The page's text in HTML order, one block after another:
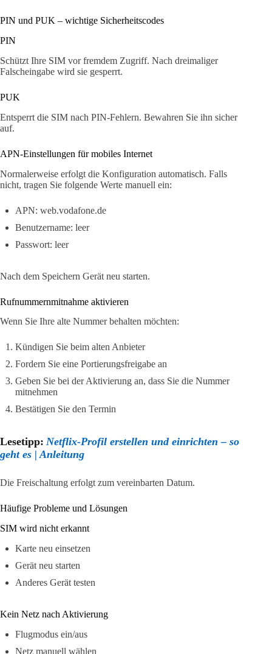
PIN und PUK – wichtige Sicherheitscodes
PIN
Schützt Ihre SIM vor fremdem Zugriff. Nach dreimaliger
Falscheingabe wird sie gesperrt.
PUK
Entsperrt die SIM nach PIN-Fehlern. Bewahren Sie ihn sicher
auf.
APN-Einstellungen für mobiles Internet
Normalerweise erfolgt die Konfiguration automatisch. Falls
nicht, tragen Sie folgende Werte manuell ein:
APN: web.vodafone.de
Benutzername: leer
Passwort: leer
Nach dem Speichern Gerät neu starten.
Rufnummernmitnahme aktivieren
Wenn Sie Ihre alte Nummer behalten möchten:
Kündigen Sie beim alten Anbieter
Fordern Sie eine Portierungsfreigabe an
Geben Sie bei der Aktivierung an, dass Sie die Nummer
mitnehmen
Bestätigen Sie den Termin
Lesetipp: Netflix-Profil erstellen und einrichten – so
geht es | Anleitung
Die Freischaltung erfolgt zum vereinbarten Datum.
Häufige Probleme und Lösungen
SIM wird nicht erkannt
Karte neu einsetzen
Gerät neu starten
Anderes Gerät testen
Kein Netz nach Aktivierung
Flugmodus ein/aus
Netz manuell wählen